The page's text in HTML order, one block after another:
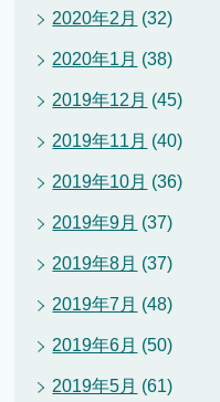
2020年2月 (32)
2020年1月 (38)
2019年12月 (45)
2019年11月 (40)
2019年10月 (36)
2019年9月 (37)
2019年8月 (37)
2019年7月 (48)
2019年6月 (50)
2019年5月 (61)